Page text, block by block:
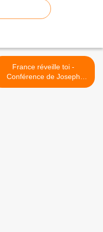
France réveille toi -
Conférence de Joseph
Corre, Rennes 21